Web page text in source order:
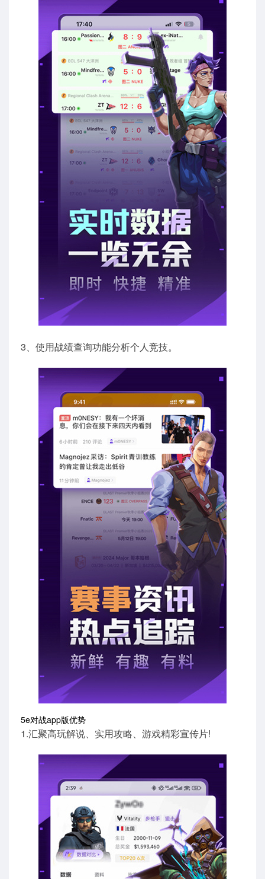
3、使用战绩查询功能分析个人竞技。
5e对战app版优势
1.汇聚高玩解说、实用攻略、游戏精彩宣传片!